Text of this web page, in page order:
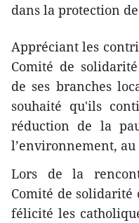
dans la protection
Appréciant les
Comité de
de ses branches
souhaité qu'ils
réduction de la
l’environnement,
Lors de la
Comité de
félicité les